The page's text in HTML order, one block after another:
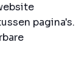
pagina's.